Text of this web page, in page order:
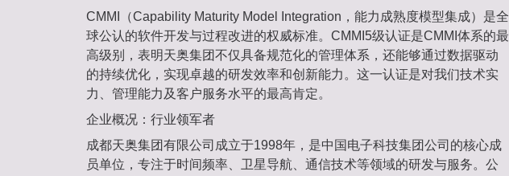
CMMI（Capability Maturity Model Integration，能力成熟度模型集成）是全
球公认的软件开发与过程改进的权威标准。CMMI5级认证是CMMI体系的最
高级别，表明天奥集团不仅具备规范化的管理体系，还能够通过数据驱动
的持续优化，实现卓越的研发效率和创新能力。这一认证是对我们技术实
力、管理能力及客户服务水平的最高肯定。
企业概况：行业领军者‌
成都天奥集团有限公司成立于1998年，是中国电子科技集团公司的核心成
员单位，专注于时间频率、卫星导航、通信技术等领域的研发与服务。公